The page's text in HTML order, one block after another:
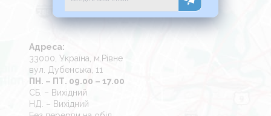
Адреса:
33000, Україна, м.Рівне
вул. Дубенська, 11
ПН. – ПТ. 09.00 – 17.00
СБ. – Вихідний
НД. – Вихідний